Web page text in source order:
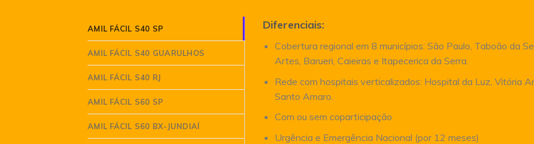
AMIL FÁCIL S40 SP
AMIL FÁCIL S40 GUARULHOS
AMIL FÁCIL S40 RJ
AMIL FÁCIL S60 SP
AMIL FÁCIL S60 BX-JUNDIAÍ
Diferenciais:
Cobertura regional em 8 municípios: São Paulo, Taboão da
Artes, Barueri, Caieiras e Itapecerica da Serra.
Rede com hospitais verticalizados: Hospital da Luz, Vitória
Santo Amaro.
Com ou sem coparticipação
Urgência e Emergência Nacional (por 12 meses)